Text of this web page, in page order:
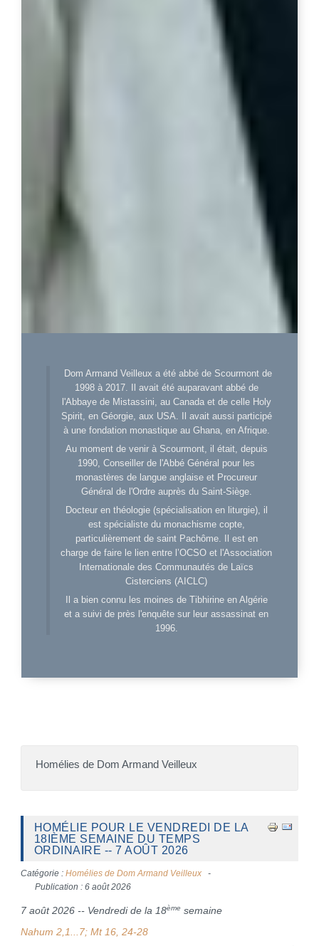
Dom Armand Veilleux a été abbé de Scourmont de
1998 à 2017. Il avait été auparavant abbé de
l'Abbaye de Mistassini, au Canada et de celle Holy
Spirit, en Géorgie, aux USA. Il avait aussi participé
à une fondation monastique au Ghana, en Afrique.
Au moment de venir à Scourmont, il était, depuis
1990, Conseiller de l'Abbé Général pour les
monastères de langue anglaise et Procureur
Général de l'Ordre auprès du Saint-Siège.
Docteur en théologie (spécialisation en liturgie), il
est spécialiste du monachisme copte,
particulièrement de saint Pachôme. Il est en
charge de faire le lien entre l’OCSO et l'Association
Internationale des Communautés de Laïcs
Cisterciens (AICLC)
Il a bien connu les moines de Tibhirine en Algérie
et a suivi de près l'enquête sur leur assassinat en
1996.
Homélies de Dom Armand Veilleux
HOMÉLIE POUR LE VENDREDI DE LA
18IÈME SEMAINE DU TEMPS
ORDINAIRE -- 7 AOÛT 2026
Catégorie : Homélies de Dom Armand Veilleux
Publication : 6 août 2026
7 août 2026 -- Vendredi de la 18ème semaine
Nahum 2,1...7; Mt 16, 24-28